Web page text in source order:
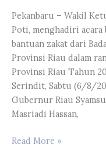
Jadi
Provinsi
Riau
ke-
65
Tahun
2022
Pekanbaru – Wakil
Poti, menghadiri
bantuan zakat dari
Provinsi Riau dalam
Provinsi Riau Tahun
Serindit, Sabtu (6/8/
Gubernur Riau
Masriadi Hassan,
Wakil
Read More »